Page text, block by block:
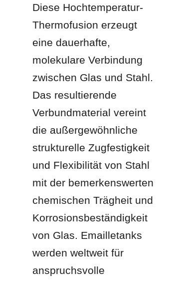
Diese Hochtemperatur-
Thermofusion erzeugt
eine dauerhafte,
molekulare Verbindung
zwischen Glas und Stahl.
Das resultierende
Verbundmaterial vereint
die außergewöhnliche
strukturelle Zugfestigkeit
und Flexibilität von Stahl
mit der bemerkenswerten
chemischen Trägheit und
Korrosionsbeständigkeit
von Glas. Emailletanks
werden weltweit für
anspruchsvolle